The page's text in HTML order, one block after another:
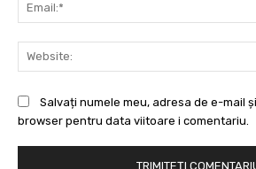
Salvați numele meu, adresa de e-mail
browser pentru data viitoare i comentariu.